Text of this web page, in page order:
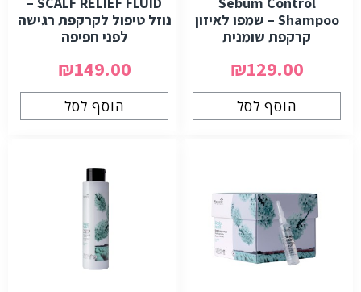
Shampoo – שמפו לאיזון
קרקפת שומנית
₪129.00
הוסף לסל
נוזל טיפול לקרקפת רגישה
לפני חפיפה
₪149.00
הוסף לסל